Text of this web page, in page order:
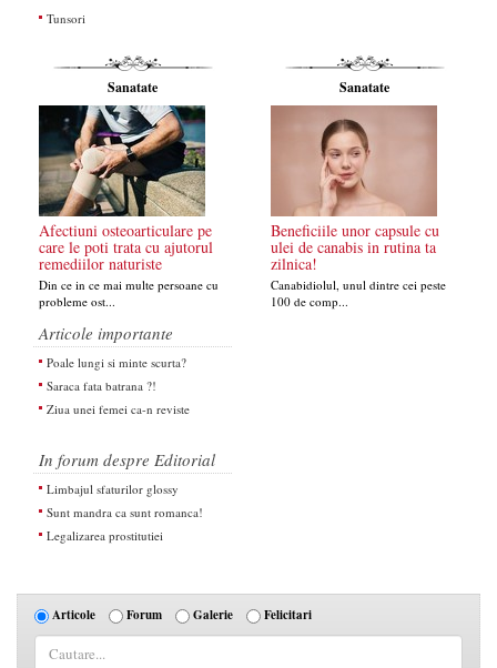
Tunsori
Sanatate
Afectiuni osteoarticulare pe
care le poti trata cu ajutorul
remediilor naturiste
Din ce in ce mai multe persoane cu
probleme ost...
Sanatate
Beneficiile unor capsule cu
ulei de canabis in rutina ta
zilnica!
Canabidiolul, unul dintre cei peste
100 de comp...
Articole importante
Poale lungi si minte scurta?
Saraca fata batrana ?!
Ziua unei femei ca-n reviste
In forum despre Editorial
Limbajul sfaturilor glossy
Sunt mandra ca sunt romanca!
Legalizarea prostitutiei
Articole Forum Galerie Felicitari